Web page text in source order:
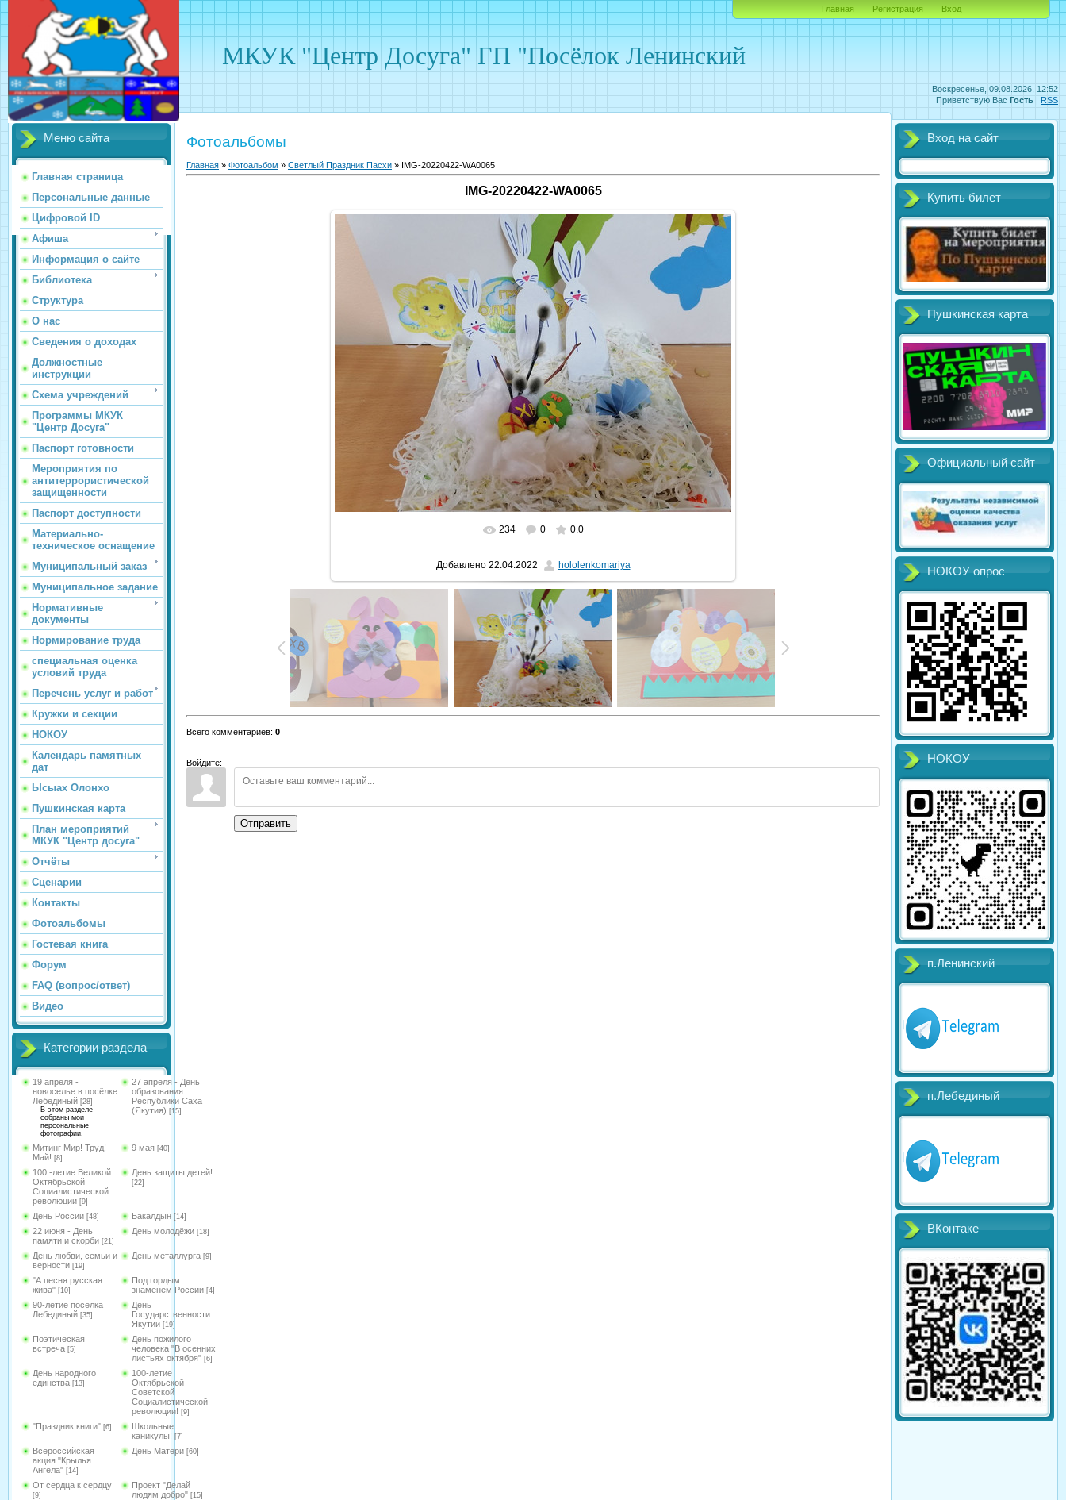
Воскресенье, 09.08.2026, 12:52
Приветствую Вас Гость | RSS
МКУК "Центр Досуга" ГП "Посёлок Ленинский
Главная Регистрация Вход
Меню сайта
Главная страница
Персональные данные
Цифровой ID
Афиша
Информация о сайте
Библиотека
Структура
О нас
Сведения о доходах
Должностные
инструкции
Схема учреждений
Программы МКУК
"Центр Досуга"
Паспорт готовности
Мероприятия по
антитеррористической
защищенности
Паспорт доступности
Материально-
техническое оснащение
Муниципальный заказ
Муниципальное задание
Нормативные
документы
Нормирование труда
специальная оценка
условий труда
Перечень услуг и работ
Кружки и секции
НОКОУ
Календарь памятных
дат
Ысыах Олонхо
Пушкинская карта
План мероприятий
МКУК "Центр досуга"
Отчёты
Сценарии
Контакты
Фотоальбомы
Гостевая книга
Форум
FAQ (вопрос/ответ)
Видео
Категории раздела
19 апреля -
новоселье в посёлке
Лебединый [28]
В этом разделе
собраны мои
персональные
фотографии.
27 апреля - День
образования
Республики Саха
(Якутия) [15]
Митинг Мир! Труд!
Май! [8]
9 мая [40]
100 -летие Великой
Октябрьской
Социалистической
революции [9]
День защиты детей!
[22]
День России [48] Бакалдын [14]
22 июня - День
памяти и скорби [21]
День молодёжи [18]
День любви, семьи и
верности [19]
День металлурга [9]
"А песня русская
жива" [10]
Под гордым
знаменем России [4]
90-летие посёлка
Лебединый [35]
День
Государственности
Якутии [19]
Поэтическая
встреча [5]
День пожилого
человека "В осенних
листьях октября" [6]
День народного
единства [13]
100-летие
Октябрьской
Советской
Социалистической
революции! [9]
"Праздник книги" [6]
Школьные
каникулы! [7]
Всероссийская
акция "Крылья
Ангела" [14]
День Матери [60]
От сердца к сердцу
[9]
Проект "Делай
людям добро" [15]
Фотоальбомы
Главная » Фотоальбом » Светлый Праздник Пасхи » IMG-20220422-WA0065
IMG-20220422-WA0065
В реальном размере 1280x960
234 0 0.0
Добавлено22.04.2022 hololenkomariya
Всего комментариев: 0
Войдите:
Отправить
Вход на сайт
Купить билет
Пушкинская карта
Официальный сайт
НОКОУ опрос
НОКОУ
п.Ленинский
п.Лебединый
ВКонтаке